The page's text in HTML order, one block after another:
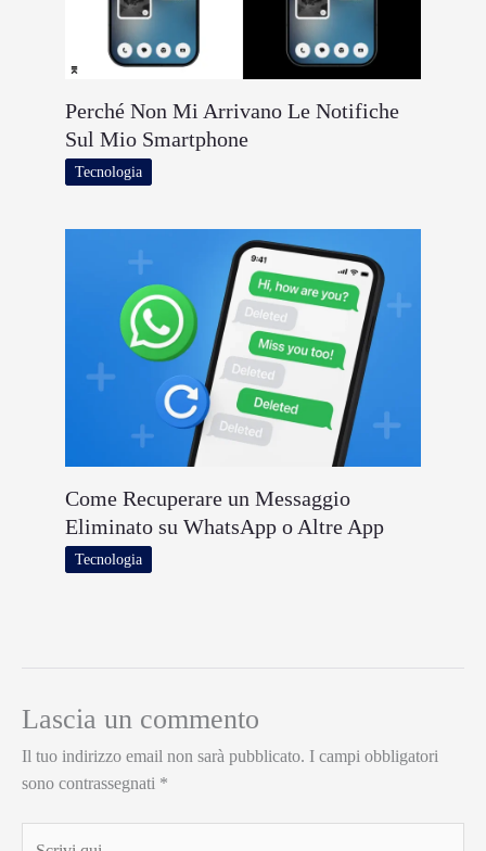
Perché Non Mi Arrivano Le Notifiche
Sul Mio Smartphone
Tecnologia
Come Recuperare un Messaggio
Eliminato su WhatsApp o Altre App
Tecnologia
Lascia un commento
Il tuo indirizzo email non sarà pubblicato. I campi obbligatori
sono contrassegnati *